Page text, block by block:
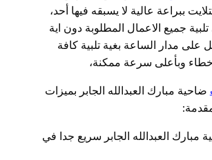
ببراعة عالية لا يسبقه فيها أحد،
جميع الاعمال المطلوبة دون اية
على مدار الساعة بغية تلبية كافة
وبأعلى سرعة ممكنة،
ضاحية مبارك العبدالله الجابر بميزات
مبارك العبدالله الجابر سريع جدا في